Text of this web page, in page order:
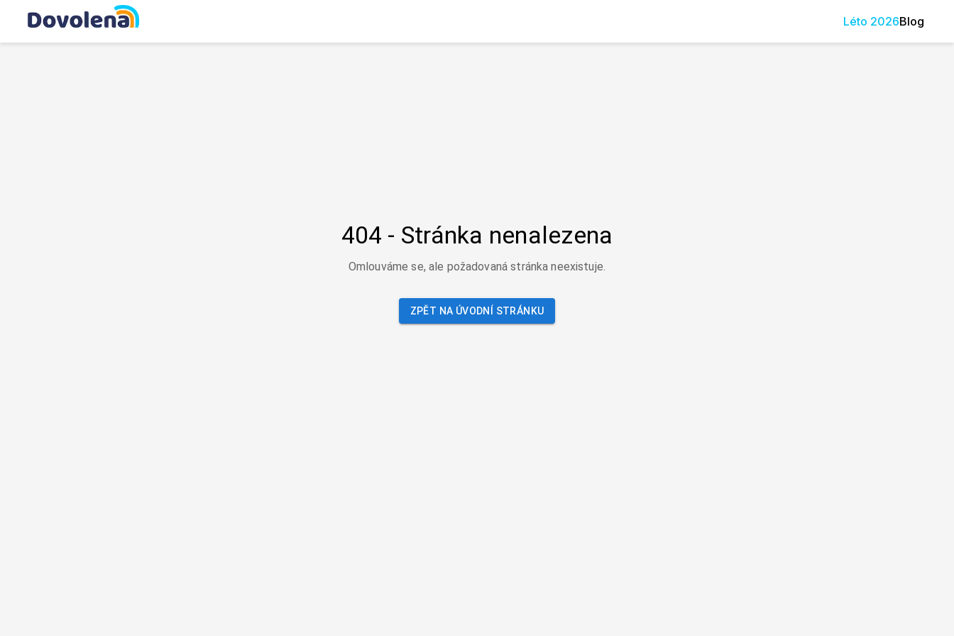
Léto 2026Blog
404 - Stránka nenalezena
Omlouváme se, ale požadovaná stránka neexistuje.
ZPĚT NA ÚVODNÍ STRÁNKU